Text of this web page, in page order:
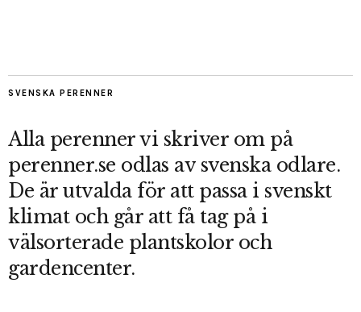
SVENSKA PERENNER
Alla perenner vi skriver om på
perenner.se odlas av svenska odlare.
De är utvalda för att passa i svenskt
klimat och går att få tag på i
välsorterade plantskolor och
gardencenter.